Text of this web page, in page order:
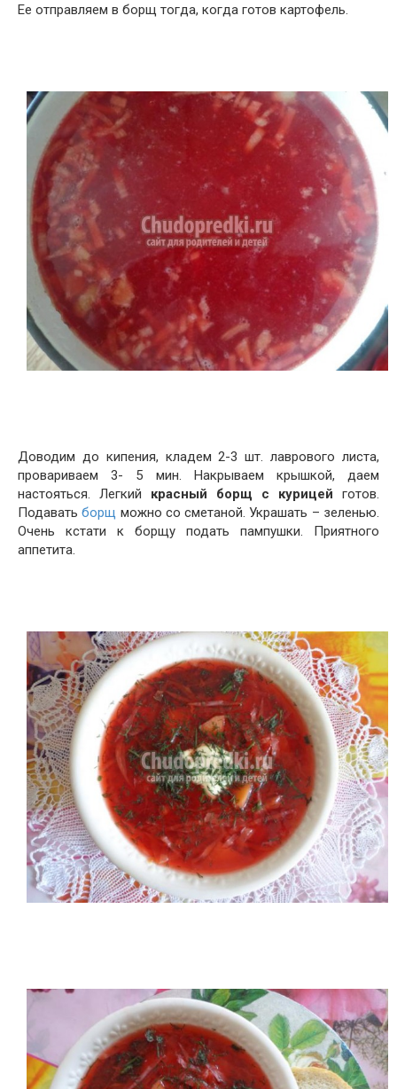
Ее отправляем в борщ тогда, когда готов картофель.
Доводим до кипения, кладем 2-3 шт. лаврового листа,
провариваем 3- 5 мин. Накрываем крышкой, даем
настояться. Легкий красный борщ с курицей готов.
Подаватьборщ можно со сметаной. Украшать – зеленью.
Очень кстати к борщу подать пампушки. Приятного
аппетита.